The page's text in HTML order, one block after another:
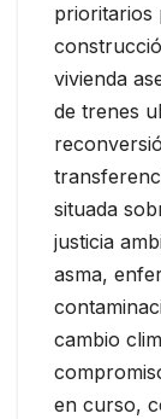
prioritarios
vivienda
de trenes
situada
justicia
asma,
cambio
en curso,